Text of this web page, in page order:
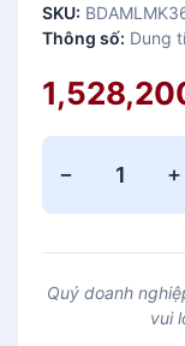
SKU:
Thông số: Dung
−
ộ
à
+
Quý doanh
vui